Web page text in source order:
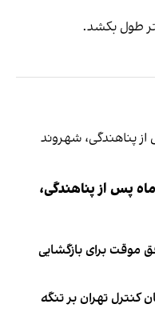
طول بکشد.
دو فوتبالیست زن ایرانی ۵ ماه پس از پناهندگی،
برای بازگشایی
کنترل تهران بر تنگه